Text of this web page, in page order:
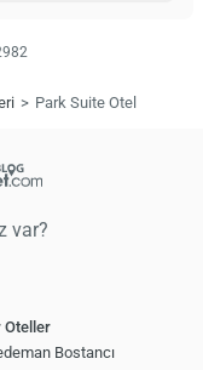
Park Suite Otel
var?
Oteller
Bostancı